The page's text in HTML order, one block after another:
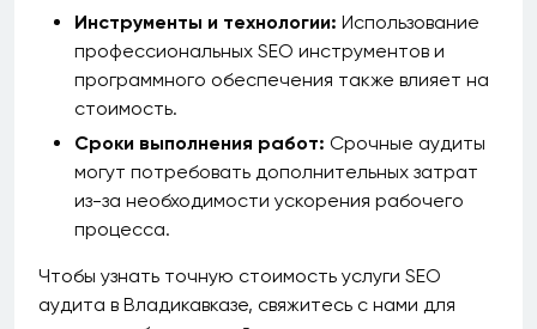
Инструменты и технологии: Использование
профессиональных SEO инструментов и
программного обеспечения также влияет на
стоимость.
Сроки выполнения работ: Срочные аудиты
могут потребовать дополнительных затрат
из-за необходимости ускорения рабочего
процесса.
Чтобы узнать точную стоимость услуги SEO
аудита в Владикавказе, свяжитесь с нами для